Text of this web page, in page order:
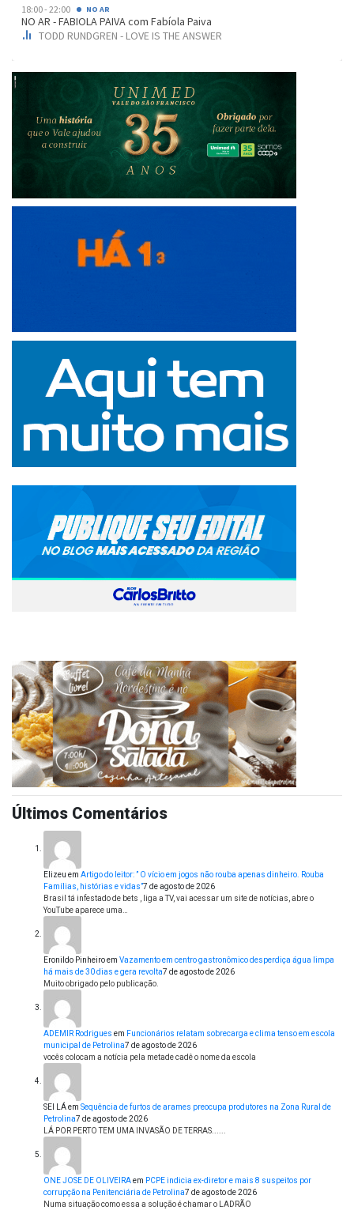
Últimos Comentários
Elizeu em Artigo do leitor: ” O vício em jogos não rouba apenas dinheiro. Rouba
Famílias, histórias e vidas”7 de agosto de 2026
Brasil tá infestado de bets , liga a TV, vai acessar um site de notícias, abre o
YouTube aparece uma…
Eronildo Pinheiroem Vazamento em centro gastronômico desperdiça água limpa
há mais de 30 dias e gera revolta7 de agosto de 2026
Muito obrigado pelo publicação.
ADEMIR Rodrigues em Funcionários relatam sobrecarga e clima tenso em escola
municipal de Petrolina7 de agosto de 2026
vocês colocam a notícia pela metade cadê o nome da escola
SEI LÁem Sequência de furtos de arames preocupa produtores na Zona Rural de
Petrolina7 de agosto de 2026
LÁ POR PERTO TEM UMA INVASÃO DE TERRAS......
ONE JOSE DE OLIVEIRAem PCPE indicia ex-diretor e mais 8 suspeitos por
corrupção na Penitenciária de Petrolina7 de agosto de 2026
Numa situação como essa a solução é chamar o LADRÃO